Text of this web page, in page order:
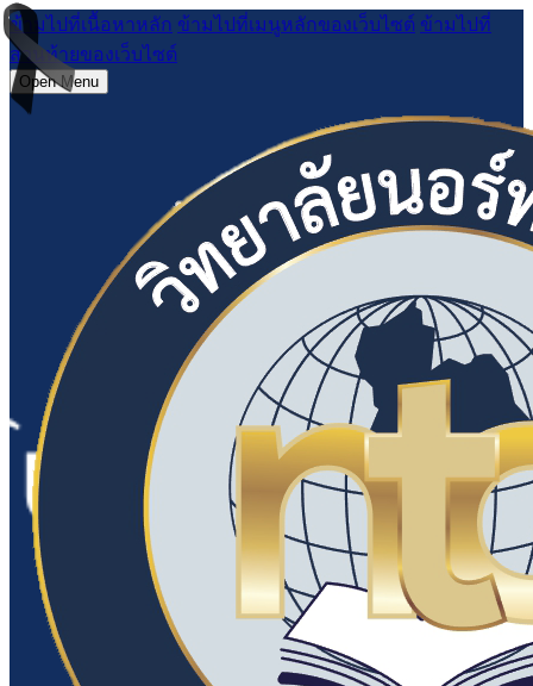
ข้ามไปที่เนื้อหาหลัก ข้ามไปที่เมนูหลักของเว็บไซต์ ข้ามไปที่
ส่วนท้ายของเว็บไซต์
Open Menu